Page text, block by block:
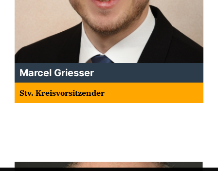
Marcel Griesser
Stv. Kreisvorsitzender